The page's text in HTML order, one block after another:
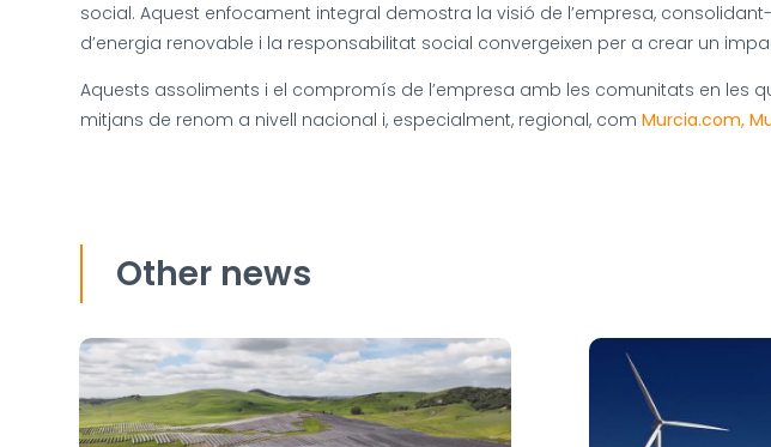
social. Aquest enfocament integral demostra la visió de l’empresa,
d’energia renovable i la responsabilitat social convergeixen per a crear un
Aquests assoliments i el compromís de l’empresa amb les comunitats en
mitjans de renom a nivell nacional i, especialment, regional, comMurcia.com,
Other news